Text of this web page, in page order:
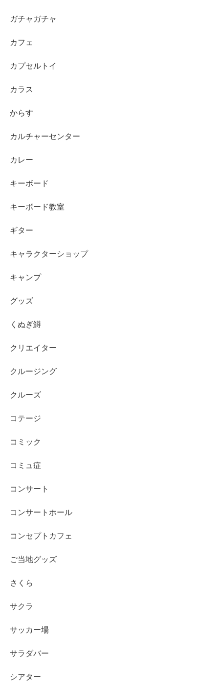
ガチャガチャ
カフェ
カプセルトイ
カラス
からす
カルチャーセンター
カレー
キーボード
キーボード教室
ギター
キャラクターショップ
キャンプ
グッズ
くぬぎ鱒
クリエイター
クルージング
クルーズ
コテージ
コミック
コミュ症
コンサート
コンサートホール
コンセプトカフェ
ご当地グッズ
さくら
サクラ
サッカー場
サラダバー
シアター